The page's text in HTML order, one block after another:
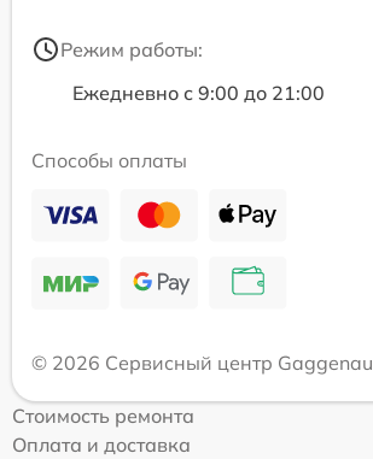
Режим работы:
Ежедневно с 9:00 до 21:00
Способы оплаты
© 2026 Сервисный центр Gaggenau
Стоимость ремонта
Оплата и доставка